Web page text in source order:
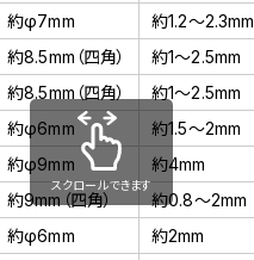
約φ7mm 約1.2～2.3mm
約8.5mm（四角） 約1～2.5mm
約8.5mm（四角） 約1～2.5mm
約φ6mm 約1.5～2mm
約φ9mm 約4mm
約9mm（四角） 約0.8～2mm
約φ6mm 約2mm
スクロールできます